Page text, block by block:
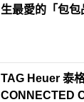
生最愛的「包包
TAG Heuer 泰
CONNECTED